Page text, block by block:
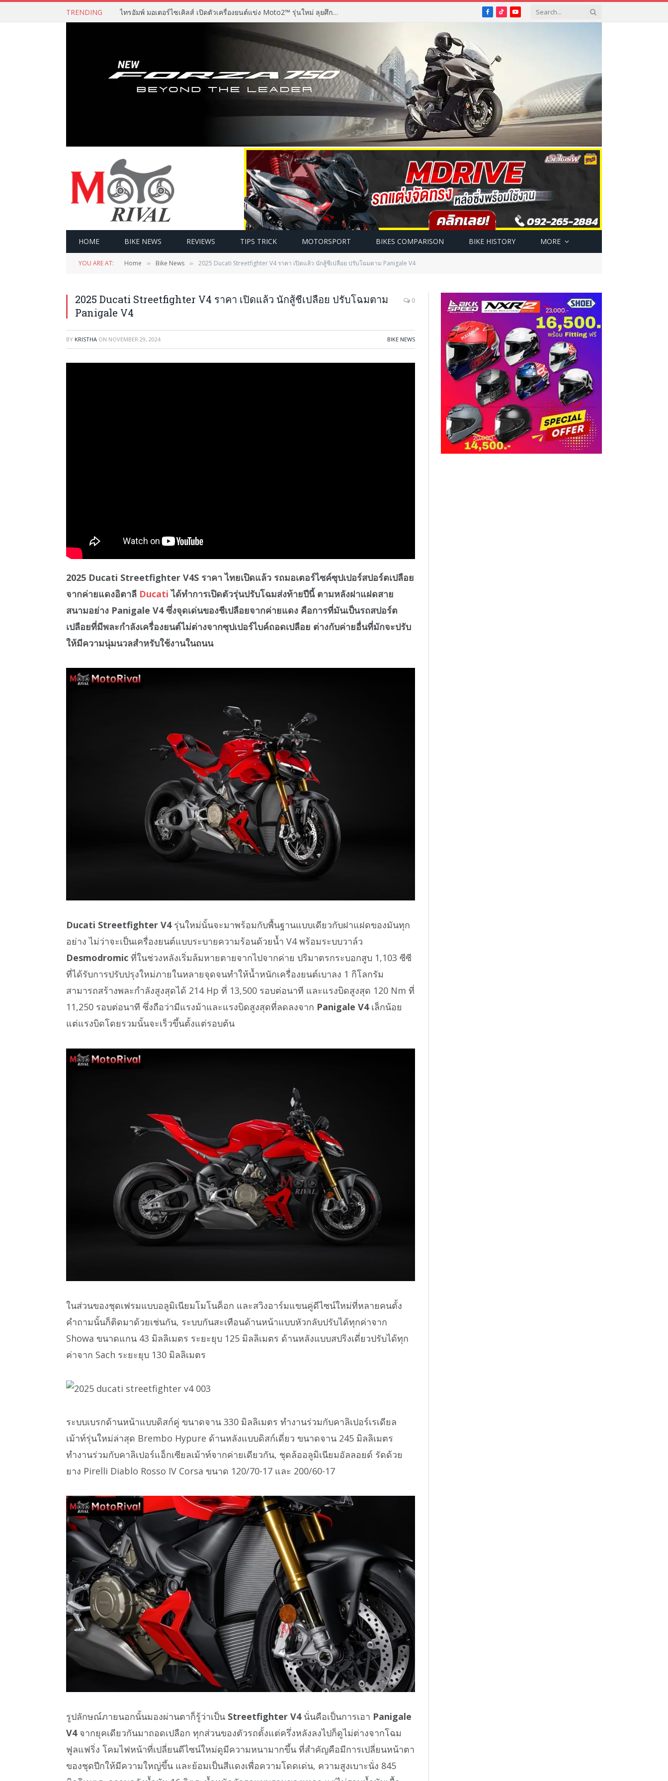
TRENDING ไทรอัมพ์ มอเตอร์ไซเคิลส์ เปิดตัวเครื่องยนต์แข่ง Moto2™ รุ่นใหม่ ลุยศึกฤดูกาล 2027 Facebook
TikTokYouTube
HOME BIKE NEWS REVIEWS TIPS TRICK MOTORSPORT BIKES COMPARISON BIKE HISTORY MORE
YOU ARE AT: Home » Bike News » 2025 Ducati Streetfighter V4 ราคา เปิดแล้ว นักสู้ชีเปลือย ปรับโฉมตาม Panigale V4
2025 Ducati Streetfighter V4 ราคา เปิดแล้ว นักสู้ชีเปลือย ปรับโฉมตาม
Panigale V4
0
BY KRISTHA ON NOVEMBER 29, 2024 BIKE NEWS
2025 Ducati Streetfighter V4S ราคา ไทยเปิดแล้ว รถมอเตอร์ไซค์ซุปเปอร์สปอร์ตเปลือย
จากค่ายแดงอิตาลี Ducati ได้ทำการเปิดตัวรุ่นปรับโฉมส่งท้ายปีนี้ ตามหลังฝาแฝดสาย
สนามอย่าง Panigale V4 ซึ่งจุดเด่นของชีเปลือยจากค่ายแดง คือการที่มันเป็นรถสปอร์ต
เปลือยที่มีพละกำลังเครื่องยนต์ไม่ต่างจากซุปเปอร์ไบค์ถอดเปลือย ต่างกับค่ายอื่นที่มักจะปรับ
ให้มีความนุ่มนวลสำหรับใช้งานในถนน
Ducati Streetfighter V4รุ่นใหม่นั้นจะมาพร้อมกับพื้นฐานแบบเดียวกับฝาแฝดของมันทุก
อย่าง ไม่ว่าจะเป็นเครื่องยนต์แบบระบายความร้อนด้วยน้ำ V4 พร้อมระบบวาล์ว
Desmodromic ที่ในช่วงหลังเริ่มล้มหายตายจากไปจากค่าย ปริมาตรกระบอกสูบ 1,103 ซีซี
ที่ได้รับการปรับปรุงใหม่ภายในหลายจุดจนทำให้น้ำหนักเครื่องยนต์เบาลง 1 กิโลกรัม
สามารถสร้างพละกำลังสูงสุดได้ 214 Hp ที่ 13,500 รอบต่อนาที และแรงบิดสูงสุด 120 Nm ที่
11,250 รอบต่อนาที ซึ่งถือว่ามีแรงม้าและแรงบิดสูงสุดที่ลดลงจาก Panigale V4เล็กน้อย
แต่แรงบิดโดยรวมนั้นจะเร็วขึ้นตั้งแต่รอบต้น
ในส่วนของชุดเฟรมแบบอลูมิเนียมโมโนค็อก และสวิงอาร์มแขนคู่ดีไซน์ใหม่ที่หลายคนตั้ง
คำถามนั้นก็ติดมาด้วยเช่นกัน, ระบบกันสะเทือนด้านหน้าแบบหัวกลับปรับได้ทุกค่าจาก
Showa ขนาดแกน 43 มิลลิเมตร ระยะยุบ 125 มิลลิเมตร ด้านหลังแบบสปริงเดี่ยวปรับได้ทุก
ค่าจาก Sach ระยะยุบ 130 มิลลิเมตร
ระบบเบรกด้านหน้าแบบดิสก์คู่ ขนาดจาน 330 มิลลิเมตร ทำงานร่วมกับคาลิเปอร์เรเดียล
เม้าท์รุ่นใหม่ล่าสุด Brembo Hypure ด้านหลังแบบดิสก์เดี่ยว ขนาดจาน 245 มิลลิเมตร
ทำงานร่วมกับคาลิเปอร์แอ็กเซียลเม้าท์จากค่ายเดียวกัน, ชุดล้ออลูมิเนียมอัลลอยด์ รัดด้วย
ยาง Pirelli Diablo Rosso IV Corsa ขนาด 120/70-17 และ 200/60-17
รูปลักษณ์ภายนอกนั้นมองผ่านตาก็รู้ว่าเป็น Streetfighter V4นั่นคือเป็นการเอา Panigale
V4จากยุคเดียวกันมาถอดเปลือก ทุกส่วนของตัวรถตั้งแต่ครึ่งหลังลงไปก็ดูไม่ต่างจากโฉม
ฟูลแฟริ่ง โคมไฟหน้าที่เปลี่ยนดีไซน์ใหม่ดูมีความหนามากขึ้น ที่สำคัญคือมีการเปลี่ยนหน้าตา
ของชุดปีกให้มีความใหญ่ขึ้น และย้อมเป็นสีแดงเพื่อความโดดเด่น, ความสูงเบาะนั่ง 845